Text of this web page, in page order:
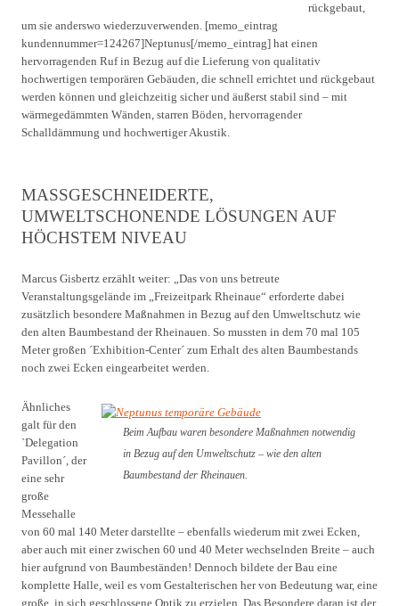
rückgebaut,
um sie anderswo wiederzuverwenden. [memo_eintrag
kundennummer=124267]Neptunus[/memo_eintrag] hat einen
hervorragenden Ruf in Bezug auf die Lieferung von qualitativ
hochwertigen temporären Gebäuden, die schnell errichtet und rückgebaut
werden können und gleichzeitig sicher und äußerst stabil sind – mit
wärmegedämmten Wänden, starren Böden, hervorragender
Schalldämmung und hochwertiger Akustik.
MASSGESCHNEIDERTE, U
MWELTSCHONENDE LÖSUNGEN AUF H
ÖCHSTEM NIVEAU
Marcus Gisbertz erzählt weiter: „Das von uns betreute
Veranstaltungsgelände im „Freizeitpark Rheinaue“ erforderte dabei
zusätzlich besondere Maßnahmen in Bezug auf den Umweltschutz wie
den alten Baumbestand der Rheinauen. So mussten in dem 70 mal 105
Meter großen ´Exhibition-Center´ zum Erhalt des alten Baumbestands
noch zwei Ecken eingearbeitet werden.
Beim Aufbau waren besondere Maßnahmen notwendig
in Bezug auf den Umweltschutz – wie den alten
Baumbestand der Rheinauen.
Ähnliches
galt für den
`Delegation
Pavillon´, der
eine sehr
große
Messehalle
von 60 mal 140 Meter darstellte – ebenfalls wiederum mit zwei Ecken,
aber auch mit einer zwischen 60 und 40 Meter wechselnden Breite – auch
hier aufgrund von Baumbeständen! Dennoch bildete der Bau eine
komplette Halle, weil es vom Gestalterischen her von Bedeutung war, eine
große, in sich geschlossene Optik zu erzielen. Das Besondere daran ist der